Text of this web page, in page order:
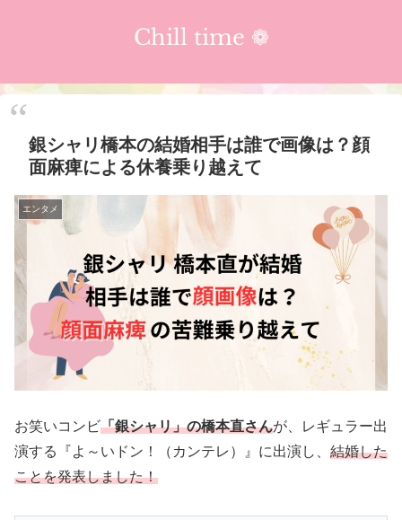
Chill time ❁︎
銀シャリ橋本の結婚相手は誰で画像は？顔
面麻痺による休養乗り越えて
エンタメ
お笑いコンビ「銀シャリ」の橋本直さんが、レギュラー出
演する『よ～いドン！（カンテレ）』に出演し、 結婚した
ことを発表しました！